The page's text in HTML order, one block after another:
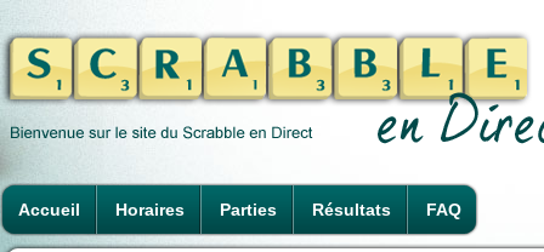
Accueil Horaires Parties Résultats FAQ